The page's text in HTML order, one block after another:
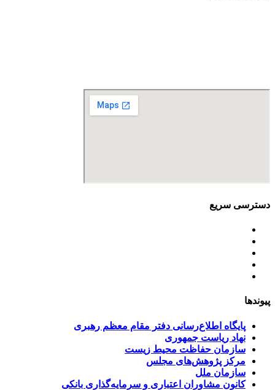
دسترسی سریع
پیوندها
پایگاه اطلاع‌رسانی دفتر مقام معظم رهبری
نهاد ریاست جمهوری
سازمان حفاظت محیط زیست
مرکز پژوهش‌های مجلس
سازمان ملل
کانون مشاوران اعتباری و سرمایه‌گذاری بانکی